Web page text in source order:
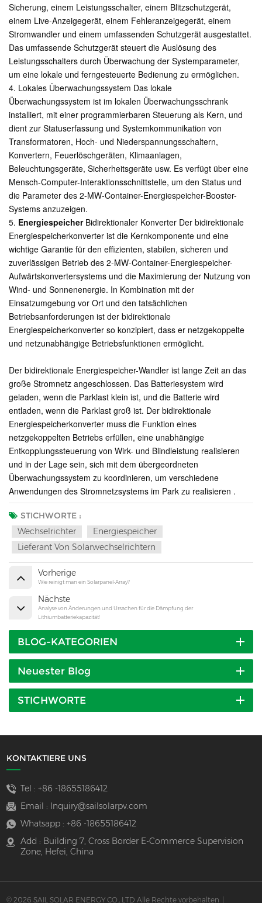
Sicherung, einem Leistungsschalter, einem Blitzschutzgerät,
einem Live-Anzeigegerät, einem Fehleranzeigegerät, einem
Stromwandler und einem umfassenden Schutzgerät ausgestattet.
Das umfassende Schutzgerät steuert die Auslösung des
Leistungsschalters durch Überwachung der Systemparameter,
um eine lokale und ferngesteuerte Bedienung zu ermöglichen.
4. Lokales Überwachungssystem Das lokale
Überwachungssystem ist im lokalen Überwachungsschrank
installiert, mit einer programmierbaren Steuerung als Kern, und
dient zur Statuserfassung und Systemkommunikation von
Transformatoren, Hoch- und Niederspannungsschaltern,
Konvertern, Feuerlöschgeräten, Klimaanlagen,
Beleuchtungsgeräte, Sicherheitsgeräte usw. Es verfügt über eine
Mensch-Computer-Interaktionsschnittstelle, um den Status und
die Parameter des 2-MW-Container-Energiespeicher-Booster-
Systems anzuzeigen.
5. EnergiespeicherBidirektionaler Konverter Der bidirektionale
Energiespeicherkonverter ist die Kernkomponente und eine
wichtige Garantie für den effizienten, stabilen, sicheren und
zuverlässigen Betrieb des 2-MW-Container-Energiespeicher-
Aufwärtskonvertersystems und die Maximierung der Nutzung von
Wind- und Sonnenenergie. In Kombination mit der
Einsatzumgebung vor Ort und den tatsächlichen
Betriebsanforderungen ist der bidirektionale
Energiespeicherkonverter so konzipiert, dass er netzgekoppelte
und netzunabhängige Betriebsfunktionen ermöglicht.
Der bidirektionale Energiespeicher-Wandler ist lange Zeit an das
große Stromnetz angeschlossen. Das Batteriesystem wird
geladen, wenn die Parklast klein ist, und die Batterie wird
entladen, wenn die Parklast groß ist. Der bidirektionale
Energiespeicherkonverter muss die Funktion eines
netzgekoppelten Betriebs erfüllen, eine unabhängige
Entkopplungssteuerung von Wirk- und Blindleistung realisieren
und in der Lage sein, sich mit dem übergeordneten
Überwachungssystem zu koordinieren, um verschiedene
Anwendungen des Stromnetzsystems im Park zu realisieren .
STICHWORTE :
Wechselrichter
Energiespeicher
Lieferant Von Solarwechselrichtern
Vorherige
Wie reinigt man ein Solarpanel-Array?
Nächste
Analyse von Änderungen und Ursachen für die Dämpfung der
Lithiumbatteriekapazität!
BLOG-KATEGORIEN
Neuester Blog
STICHWORTE
KONTAKTIERE UNS
Tel : +86 -18655186412
Email :
Inquiry@sailsolarpv.com
Whatsapp : +86 -18655186412
Add : Building 7, Cross Border E-Commerce Supervision
Zone, Hefei, China
© 2026 SAIL SOLAR ENERGY CO., LTD Alle Rechte vorbehalten |